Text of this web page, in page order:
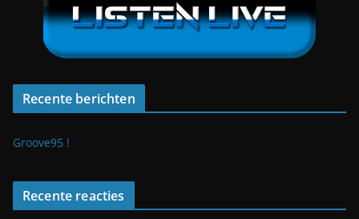
Recente berichten
Groove95 !
Recente reacties